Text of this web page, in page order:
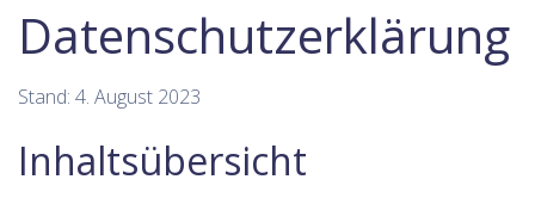
Datenschutzerklärung
Stand: 4. August 2023
Inhaltsübersicht